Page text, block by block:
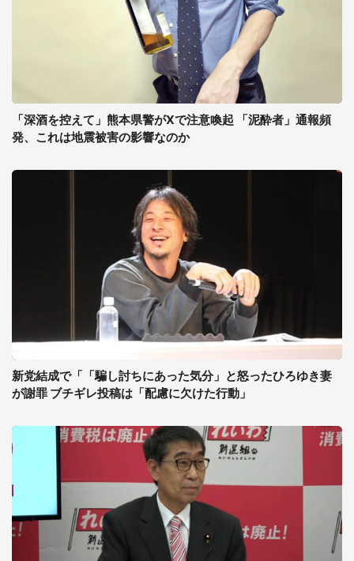
「深酒を控えて」熊本県警がXで注意喚起 「泥酔者」通報頻
発、これは地震被害の影響なのか
新党結成で「「騙し討ちにあった気分」と怒ったひろゆき妻
が謝罪 ブチギレ投稿は「配慮に欠けた行動」